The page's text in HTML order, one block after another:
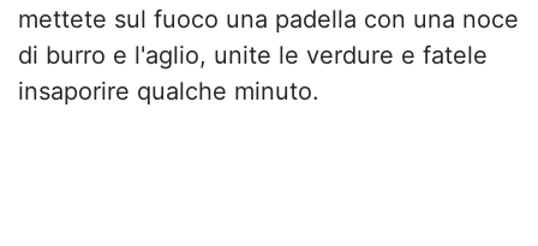
mettete sul fuoco una padella con una noce
di burro e l'aglio, unite le verdure e fatele
insaporire qualche minuto.